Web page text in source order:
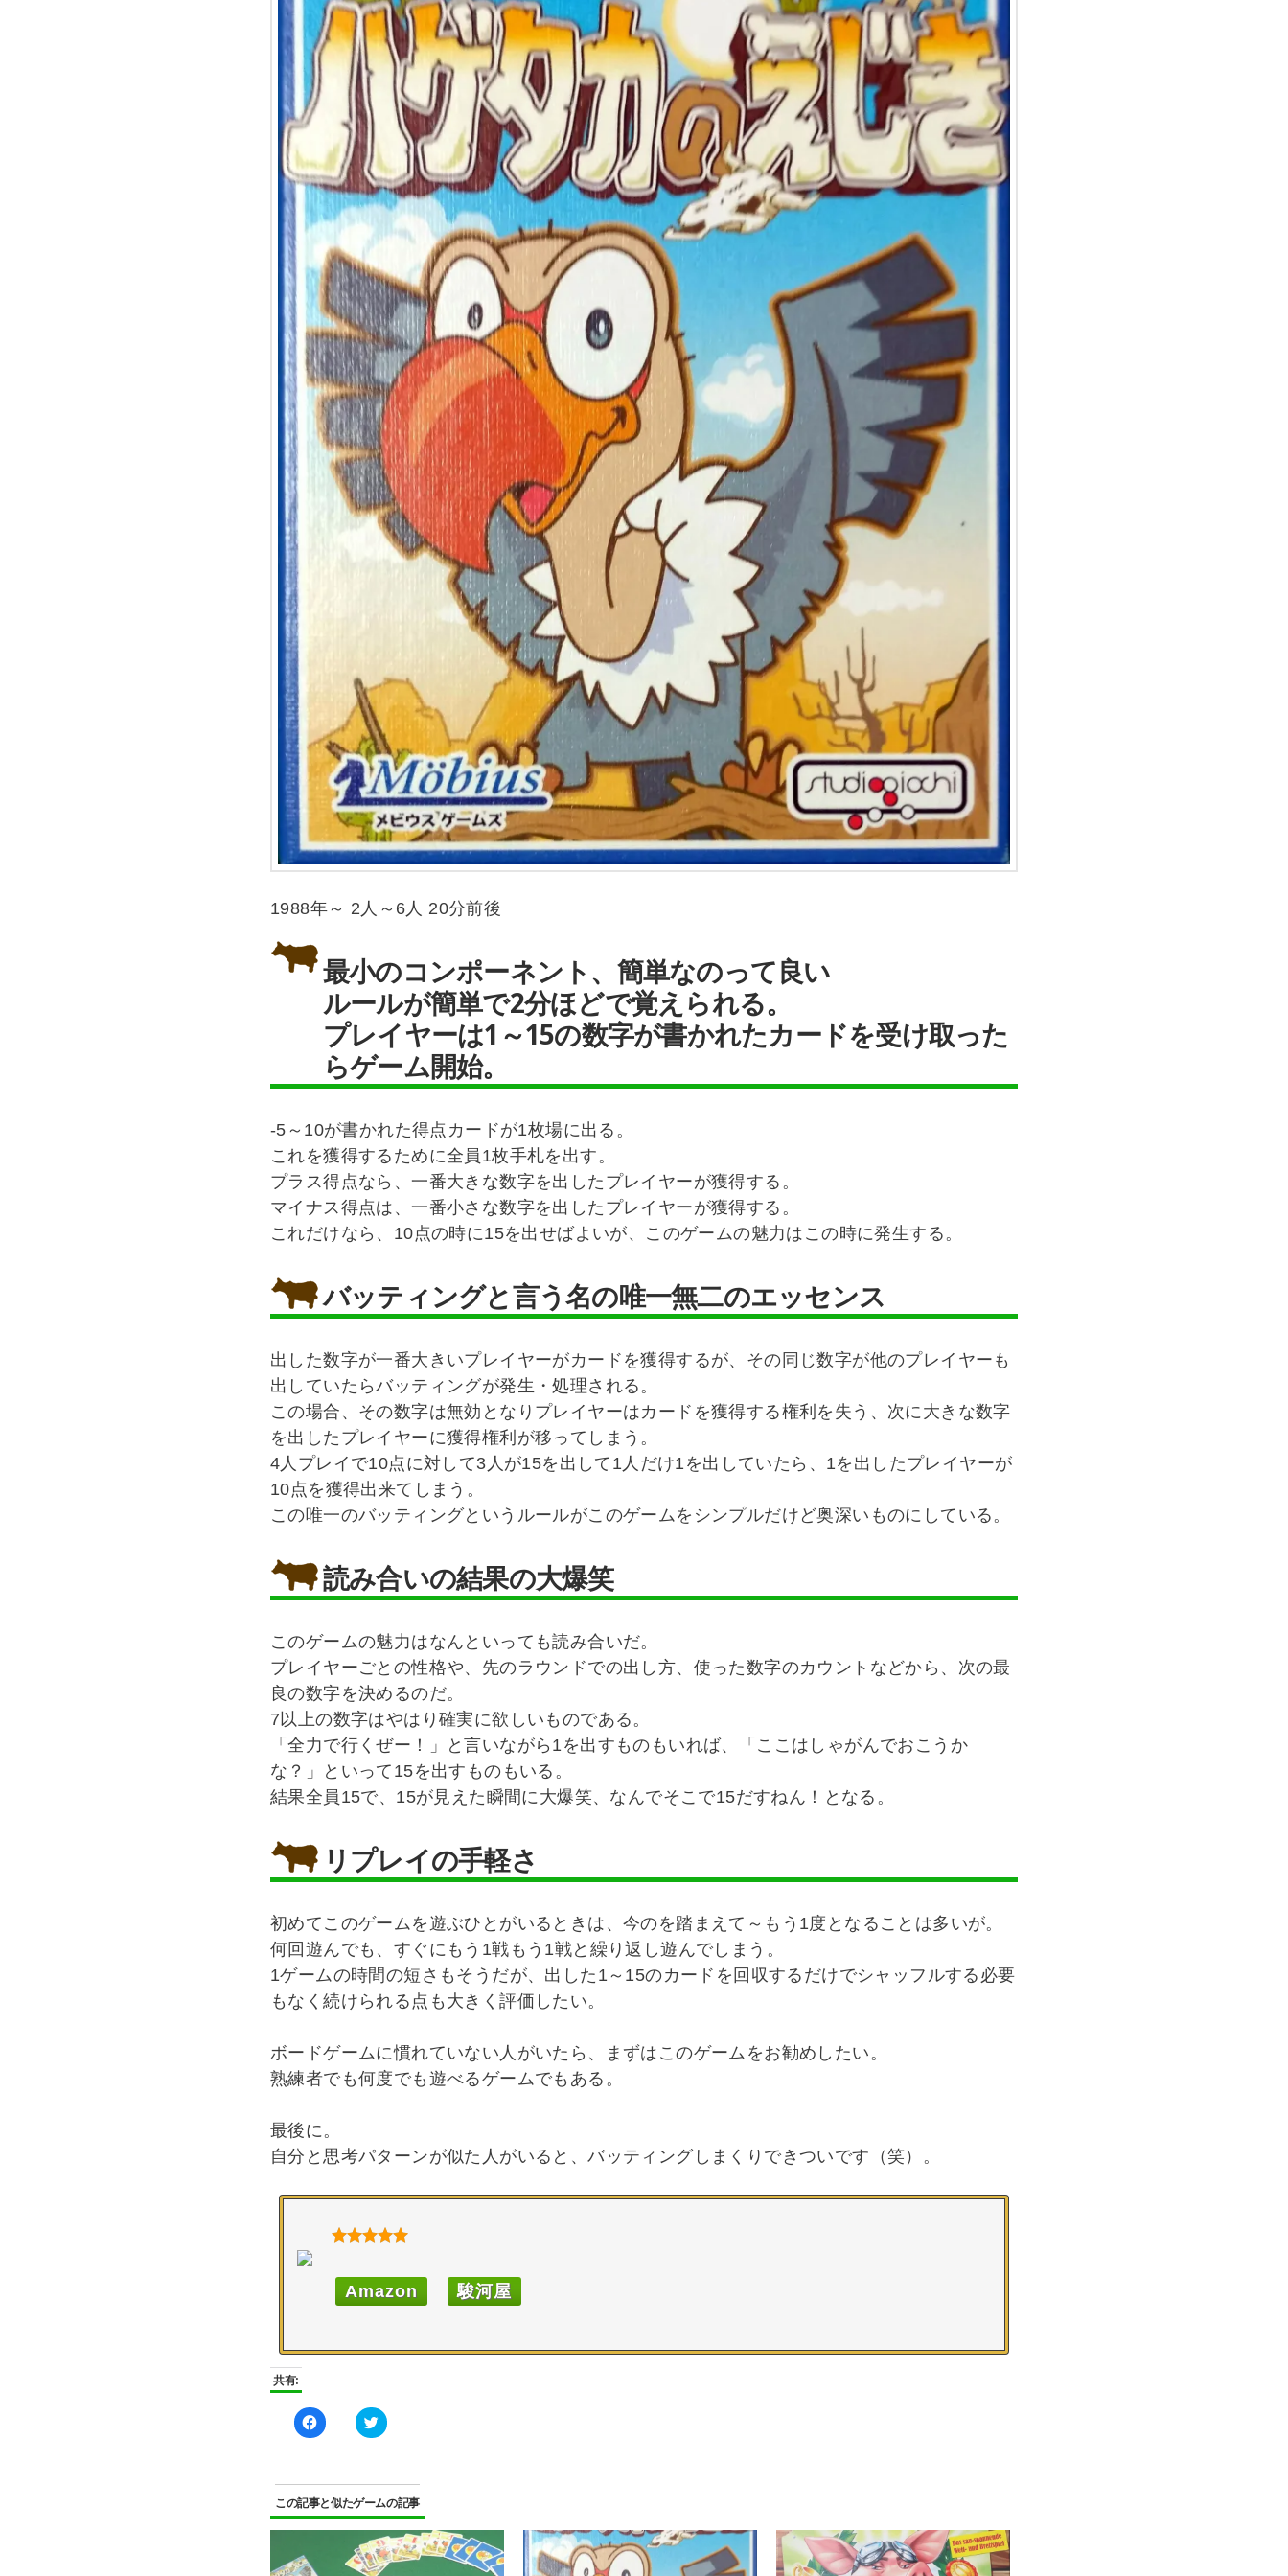
1988年～ 2人～6人 20分前後
最小のコンポーネント、簡単なのって良い
ルールが簡単で2分ほどで覚えられる。
プレイヤーは1～15の数字が書かれたカードを受け取った
らゲーム開始。
-5～10が書かれた得点カードが1枚場に出る。
これを獲得するために全員1枚手札を出す。
プラス得点なら、一番大きな数字を出したプレイヤーが獲得する。
マイナス得点は、一番小さな数字を出したプレイヤーが獲得する。
これだけなら、10点の時に15を出せばよいが、このゲームの魅力はこの時に発生する。
バッティングと言う名の唯一無二のエッセンス
出した数字が一番大きいプレイヤーがカードを獲得するが、その同じ数字が他のプレイヤーも
出していたらバッティングが発生・処理される。
この場合、その数字は無効となりプレイヤーはカードを獲得する権利を失う、次に大きな数字
を出したプレイヤーに獲得権利が移ってしまう。
4人プレイで10点に対して3人が15を出して1人だけ1を出していたら、1を出したプレイヤーが
10点を獲得出来てしまう。
この唯一のバッティングというルールがこのゲームをシンプルだけど奥深いものにしている。
読み合いの結果の大爆笑
このゲームの魅力はなんといっても読み合いだ。
プレイヤーごとの性格や、先のラウンドでの出し方、使った数字のカウントなどから、次の最
良の数字を決めるのだ。
7以上の数字はやはり確実に欲しいものである。
「全力で行くぜー！」と言いながら1を出すものもいれば、「ここはしゃがんでおこうか
な？」といって15を出すものもいる。
結果全員15で、15が見えた瞬間に大爆笑、なんでそこで15だすねん！となる。
リプレイの手軽さ
初めてこのゲームを遊ぶひとがいるときは、今のを踏まえて～もう1度となることは多いが。
何回遊んでも、すぐにもう1戦もう1戦と繰り返し遊んでしまう。
1ゲームの時間の短さもそうだが、出した1～15のカードを回収するだけでシャッフルする必要
もなく続けられる点も大きく評価したい。
ボードゲームに慣れていない人がいたら、まずはこのゲームをお勧めしたい。
熟練者でも何度でも遊べるゲームでもある。
最後に。
自分と思考パターンが似た人がいると、バッティングしまくりできついです（笑）。
Amazon 駿河屋
共有:
Facebook
で
に
は
ク
リ
ッ
ク
リ
Twitter
で
共
有
(新
し
い
ウ
この記事と似たゲームの記事